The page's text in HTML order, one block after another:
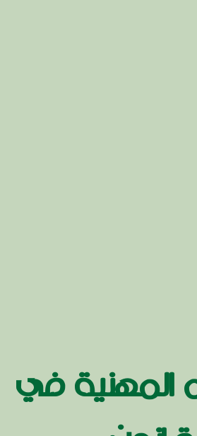
المهنية في